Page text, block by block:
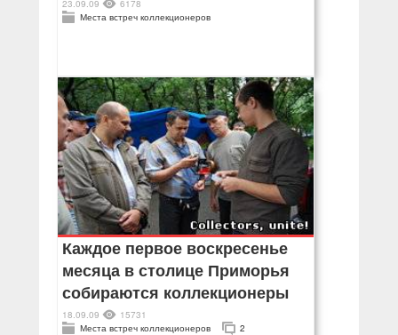
23.09.09
6178
Места встреч коллекционеров
Каждое первое воскресенье
месяца в столице Приморья
собираются коллекционеры
18.09.09
15731
Места встреч коллекционеров
2